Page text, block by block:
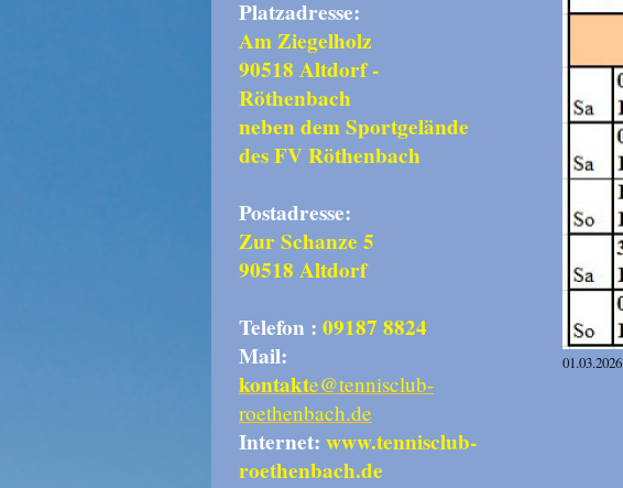
01.03.2026
Platzadresse:
Am Ziegelholz
90518 Altdorf -
Röthenbach
neben dem Sportgelände
des FV Röthenbach
Postadresse:
Zur Schanze 5
90518 Altdorf
Telefon : 09187 8824
Mail:
kontakte@tennisclub-
roethenbach.de
Internet: www.tennisclub-
roethenbach.de